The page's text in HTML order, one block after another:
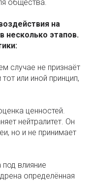
общества.
на
несколько этапов.
случае не признаёт
или иной принцип,
ценностей.
нейтралитет. Он
но и не принимает
влияние
определённая